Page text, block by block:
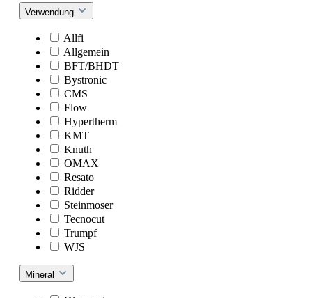
Verwendung
Allfi
Allgemein
BFT/BHDT
Bystronic
CMS
Flow
Hypertherm
KMT
Knuth
OMAX
Resato
Ridder
Steinmoser
Tecnocut
Trumpf
WJS
Mineral